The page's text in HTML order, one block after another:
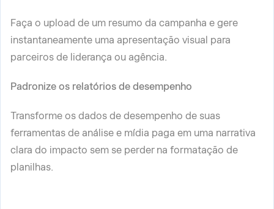
Faça o upload de um resumo da campanha e gere
instantaneamente uma apresentação visual para
parceiros de liderança ou agência.
Padronize os relatórios de desempenho
Transforme os dados de desempenho de suas
ferramentas de análise e mídia paga em uma narrativa
clara do impacto sem se perder na formatação de
planilhas.